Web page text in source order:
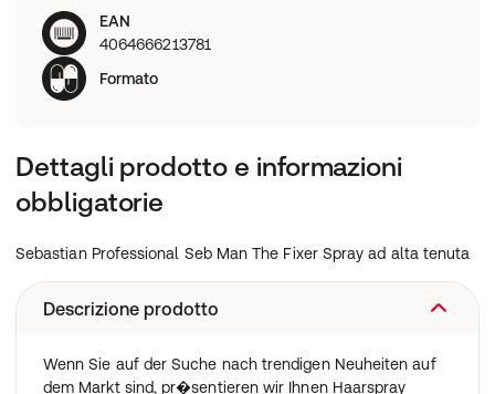
EAN
4064666213781
Formato
Dettagli prodotto e informazioni
obbligatorie
Sebastian Professional Seb Man The Fixer Spray ad alta tenuta
Descrizione prodotto
Wenn Sie auf der Suche nach trendigen Neuheiten auf
dem Markt sind, pr�sentieren wir Ihnen Haarspray